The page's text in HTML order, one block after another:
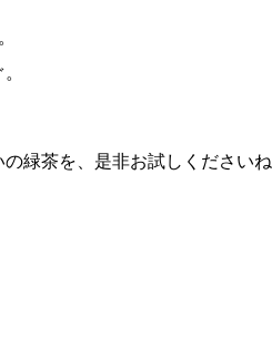
緑茶を、是非お試しくださいね